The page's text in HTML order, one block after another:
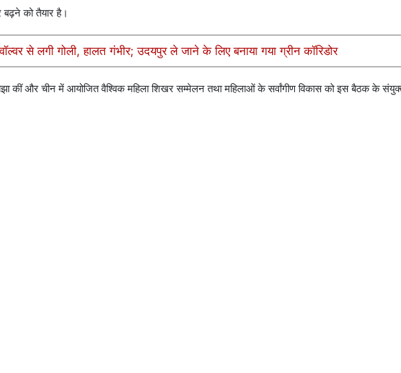
को तैयार है।
से लगी गोली, हालत गंभीर; उदयपुर ले जाने के लिए बनाया गया ग्रीन कॉरिडोर
कीं और चीन में आयोजित वैश्विक महिला शिखर सम्मेलन तथा महिलाओं के सर्वांगीण विकास को इस बैठक के